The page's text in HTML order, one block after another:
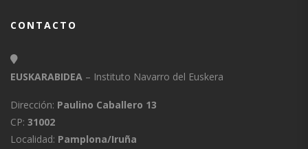
CONTACTO
EUSKARABIDEA – Instituto Navarro del Euskera
Dirección: Paulino Caballero 13
CP: 31002
Localidad: Pamplona/Iruña